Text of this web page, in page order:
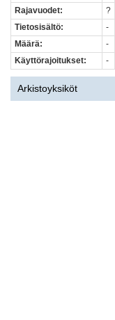
Rajavuodet:
?
Tietosisältö:
-
Määrä:
-
Käyttörajoitukset:
-
Arkistoyksiköt